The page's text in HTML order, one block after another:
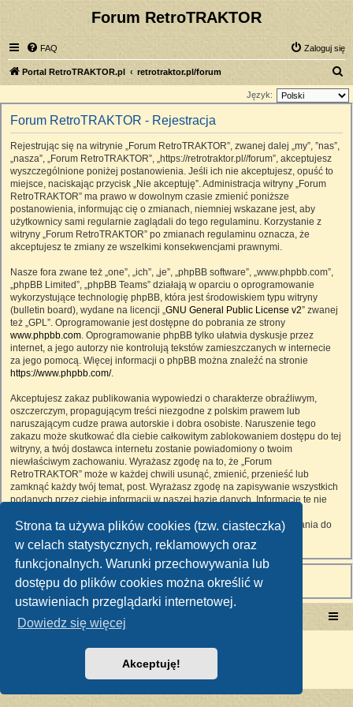
Strona ta używa plików cookies (tzw. ciasteczka)
w celach statystycznych, reklamowych oraz
funkcjonalnych. Warunki przechowywania lub
dostępu do plików cookies można określić w
ustawieniach przeglądarki internetowej.
Dowiedz się więcej
Akceptuję!
Forum RetroTRAKTOR
FAQ Zaloguj się
Portal RetroTRAKTOR.pl retrotraktor.pl/forum
z
Język:
Forum RetroTRAKTOR - Rejestracja
Rejestrując się na witrynie „Forum RetroTRAKTOR”, zwanej dalej „my”, ”nas”,
„nasza”, „Forum RetroTRAKTOR”, „https://retrotraktor.pl//forum”, akceptujesz
wyszczególnione poniżej postanowienia. Jeśli ich nie akceptujesz, opuść to
miejsce, naciskając przycisk „Nie akceptuję”. Administracja witryny „Forum
RetroTRAKTOR” ma prawo w dowolnym czasie zmienić poniższe
postanowienia, informując cię o zmianach, niemniej wskazane jest, aby
użytkownicy sami regularnie zaglądali do tego regulaminu. Korzystanie z
witryny „Forum RetroTRAKTOR” po zmianach regulaminu oznacza, że
akceptujesz te zmiany ze wszelkimi konsekwencjami prawnymi.
Nasze fora zwane też „one”, „ich”, „je”, „phpBB software”, „www.phpbb.com”,
„phpBB Limited”, „phpBB Teams” działają w oparciu o oprogramowanie
wykorzystujące technologię phpBB, która jest środowiskiem typu witryny
(bulletin board), wydane na licencji „GNU General Public License v2” zwanej
też „GPL”. Oprogramowanie jest dostępne do pobrania ze strony
www.phpbb.com. Oprogramowanie phpBB tylko ułatwia dyskusje przez
internet, a jego autorzy nie kontrolują tekstów zamieszczanych w internecie
za jego pomocą. Więcej informacji o phpBB można znaleźć na stronie
https://www.phpbb.com/.
Akceptujesz zakaz publikowania wypowiedzi o charakterze obraźliwym,
oszczerczym, propagującym treści niezgodne z polskim prawem lub
naruszającym cudze prawa autorskie i dobra osobiste. Naruszenie tego
zakazu może skutkować dla ciebie całkowitym zablokowaniem dostępu do tej
witryny, a twój dostawca internetu zostanie powiadomiony o twoim
niewłaściwym zachowaniu. Wyrażasz zgodę na to, że „Forum
RetroTRAKTOR” może w każdej chwili usunąć, zmienić, przenieść lub
zamknąć każdy twój temat, post. Wyrażasz zgodę na zapisywanie wszystkich
podanych przez ciebie informacji w naszej bazie danych. Informacje te nie
RetroTRAKTOR”, ani phpBB nie ponosi odpowiedzialności za włamania do
witryny, podczas których może dojść do kradzieży danych.
Portal RetroTRAKTOR.pl
Polski pakiet językowy dostarcza